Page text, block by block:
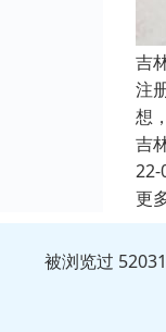
吉
注
想
吉
22-
更
被浏览过